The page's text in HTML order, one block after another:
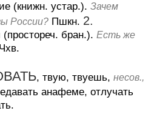
(книжн. устар.). Зачем
России? Пшкн. 2.
бран.). Есть же
Чхв.
, твую, твуешь, несов.,
анафеме, отлучать